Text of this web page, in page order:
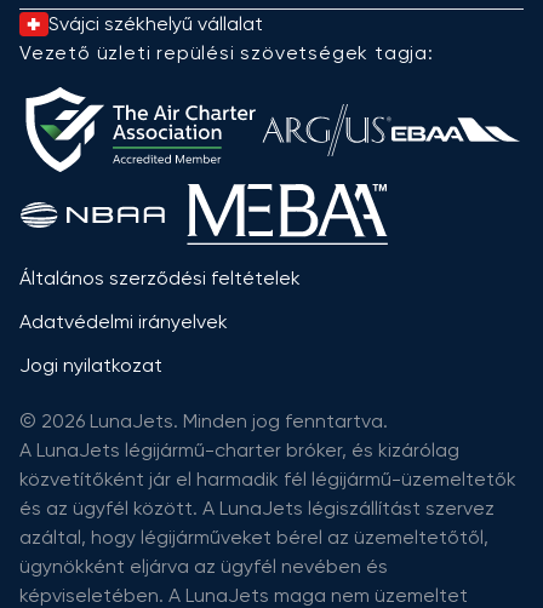
Svájci székhelyű vállalat
Vezető üzleti repülési szövetségek tagja:
Általános szerződési feltételek
Adatvédelmi irányelvek
Jogi nyilatkozat
© 2026 LunaJets. Minden jog fenntartva.
A LunaJets légijármű-charter bróker, és kizárólag
közvetítőként jár el harmadik fél légijármű-üzemeltetők
és az ügyfél között. A LunaJets légiszállítást szervez
azáltal, hogy légijárműveket bérel az üzemeltetőtől,
ügynökként eljárva az ügyfél nevében és
képviseletében. A LunaJets maga nem üzemeltet